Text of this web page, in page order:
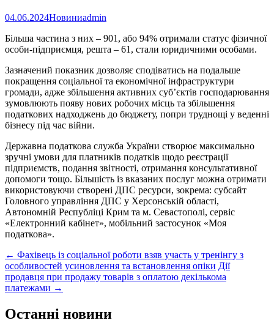
04.06.2024Новиниadmin
Більша частина з них – 901, або 94% отримали статус фізичної
особи-підприємця, решта – 61, стали юридичними особами.
Зазначений показник дозволяє сподіватись на подальше
покращення соціальної та економічної інфраструктури
громади, адже збільшення активних суб’єктів господарювання
зумовлюють появу нових робочих місць та збільшення
податкових надходжень до бюджету, попри труднощі у веденні
бізнесу під час війни.
Державна податкова служба України створює максимально
зручні умови для платників податків щодо реєстрації
підприємств, подання звітності, отримання консультативної
допомоги тощо. Більшість із вказаних послуг можна отримати
використовуючи створені ДПС ресурси, зокрема: субсайт
Головного управління ДПС у Херсонській області,
Автономній Республіці Крим та м. Севастополі, сервіс
«Електронний кабінет», мобільний застосунок «Моя
податкова».
Post
navigation
← Фахівець із соціальної роботи взяв участь у тренінгу з
особливостей усиновлення та встановлення опіки Дії
продавця при продажу товарів з оплатою декількома
платежами →
Останні новини